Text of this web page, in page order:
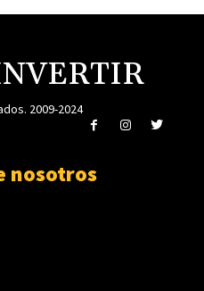
2009-2024
nosotros